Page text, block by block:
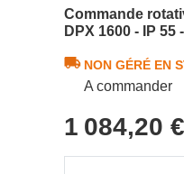
Commande
DPX 1600 - IP
NON GÉRÉ EN
A commander
1 084,20 €